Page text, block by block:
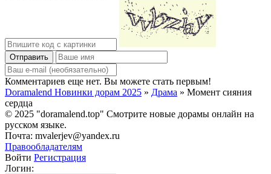
Отправить
Комментариев еще нет. Вы можете стать первым!
Doramalend Новинки дорам 2025 » Драма » Момент сияния
сердца
© 2025 "doramalend.top" Смотрите новые дорамы онлайн на
русском языке.
Почта: mvalerjev@yandex.ru
Правообладателям
Войти Регистрация
Логин: